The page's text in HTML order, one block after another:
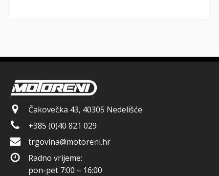
Čakovečka 43, 40305 Nedelišće
+385 (0)40 821 029
trgovina@motoreni.hr
Radno vrijeme:
pon-pet 7:00 – 16:00